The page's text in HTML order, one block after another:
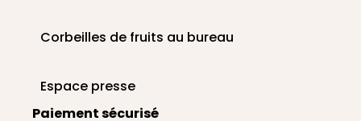
Corbeilles de fruits au bureau
Espace presse
Paiement sécurisé